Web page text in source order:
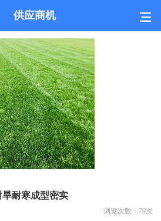
供应商机
耐寒成型密实
浏览次数： 79次